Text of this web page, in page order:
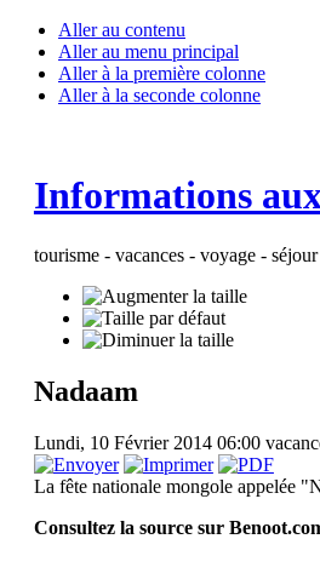
Aller au contenu
Aller au menu principal
Aller à la première colonne
Aller à la seconde colonne
Informations
tourisme - vacances - voyage -
Nadaam
Lundi, 10 Février 2014 06:00
La fête nationale mongole appelée
Consultez la source sur